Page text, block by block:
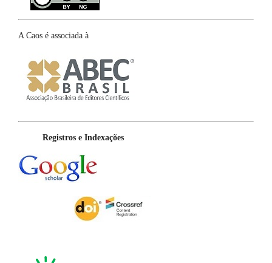
A Caos é associada à
Registros e Indexações